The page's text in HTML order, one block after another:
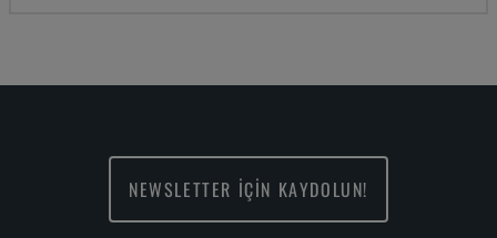
NEWSLETTER İÇİN KAYDOLUN!